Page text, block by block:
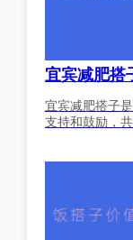
宜宾减肥搭
宜宾减肥搭子
支持和鼓励，